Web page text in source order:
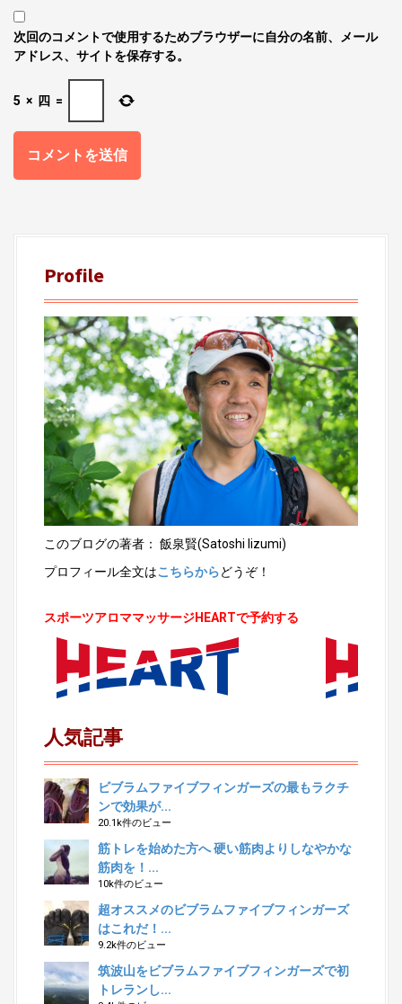
次回のコメントで使用するためブラウザーに自分の名前、メール
アドレス、サイトを保存する。
5 × 四 =
Profile
このブログの著者： 飯泉賢(Satoshi Iizumi)
プロフィール全文はこちらからどうぞ！
スポーツアロママッサージHEARTで予約する
人気記事
ビブラムファイブフィンガーズの最もラクチ
ンで効果が...
20.1k件のビュー
筋トレを始めた方へ 硬い筋肉よりしなやかな
筋肉を！...
10k件のビュー
超オススメのビブラムファイブフィンガーズ
はこれだ！...
9.2k件のビュー
筑波山をビブラムファイブフィンガーズで初
トレランし...